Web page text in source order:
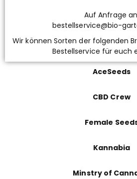
Auf Anfrage
bestellservice@bio-
Wir können Sorten der folgenden
Bestellservice für euch
AceSeeds
CBD Crew
Female
Kannabia
Minstry of